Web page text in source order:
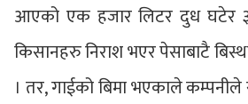
आएको एक हजार लिटर दुध घटेर
किसानहरु निराश भएर पेसाबाटै
। तर, गाईको बिमा भएकाले